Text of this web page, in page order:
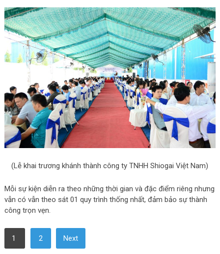
(Lễ khai trương khánh thành công ty TNHH Shiogai Việt Nam)
Mỗi sự kiện diễn ra theo những thời gian và đặc điểm riêng nhưng
vẫn có vẫn theo sát 01 quy trình thống nhất, đảm bảo sự thành
công trọn vẹn.
1 2 Next